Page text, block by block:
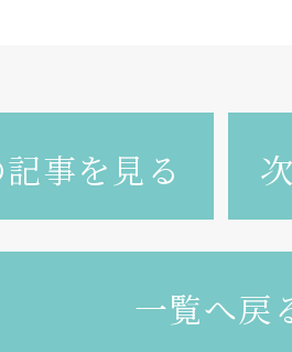
事を見る
一覧へ戻